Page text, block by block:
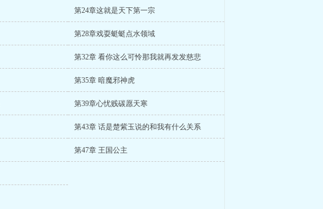
第24章这就是天下第一宗
第28章戏耍蜓蜓点水领域
第32章 看你这么可怜那我就再发发慈悲
第35章 暗魔邪神虎
第39章心忧贱碳愿天寒
第43章 话是楚紫玉说的和我有什么关系
第47章 王国公主